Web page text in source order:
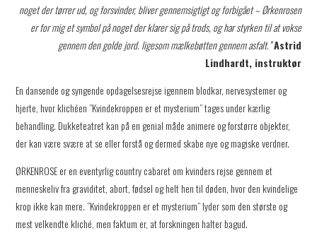
noget der tørrer ud, og forsvinder, bliver gennemsigtigt og forbigået – Ørkenrosen
er for mig et symbol på noget der klarer sig på trods, og har styrken til at vokse
gennem den golde jord. ligesom mælkebøtten gennem asfalt.”Astrid
Lindhardt, instruktør
En dansende og syngende opdagelsesrejse igennem blodkar, nervesystemer og
hjerte, hvor klichéen ”Kvindekroppen er et mysterium” tages under kærlig
behandling. Dukketeatret kan på en genial måde animere og forstørre objekter,
der kan være svære at se eller forstå og dermed skabe nye og magiske verdner.
ØRKENROSE er en eventyrlig country cabaret om kvinders rejse gennem et
menneskeliv fra graviditet, abort, fødsel og helt hen til døden, hvor den kvindelige
krop ikke kan mere. ”Kvindekroppen er et mysterium” lyder som den største og
mest velkendte kliché, men faktum er, at forskningen halter bagud.